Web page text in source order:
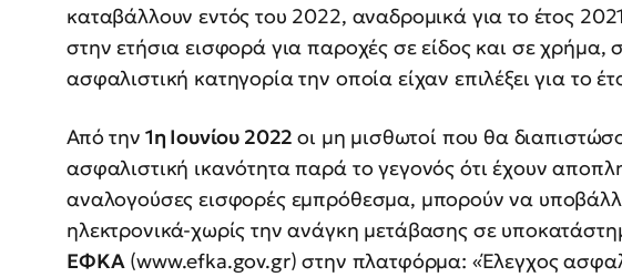
καταβάλλουν εντός του 2022, αναδρομικά για το έτος
στην ετήσια εισφορά για παροχές σε είδος και σε χρήμα,
ασφαλιστική κατηγορία την οποία είχαν επιλέξει για το
Από την 1η Ιουνίου 2022οι μη μισθωτοί που θα
ασφαλιστική ικανότητα παρά το γεγονός ότι έχουν
αναλογούσες εισφορές εμπρόθεσμα, μπορούν να
ηλεκτρονικά-χωρίς την ανάγκη μετάβασης σε
ΕΦΚΑ(www.efka.gov.gr) στην πλατφόρμα: «Έλεγχος